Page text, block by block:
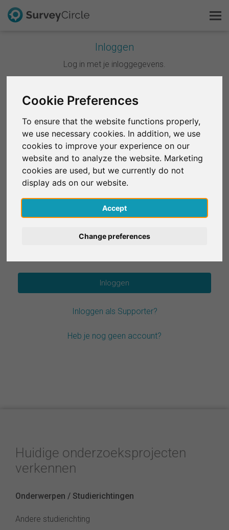
Cookie Preferences
To ensure that the website functions properly,
we use necessary cookies. In addition, we use
cookies to improve your experience on our
website and to analyze the website. Marketing
cookies are used, but we currently do not
display ads on our website.
Accept
Change preferences
Inloggen
Log in met je inloggegevens.
Doorgaan met Google
Doorgaan met Facebook
OF
E-mail*
Wachtwoord*
Inloggen als Supporter?
Heb je nog geen account?
Huidige onderzoeksprojecten
verkennen
Onderwerpen / Studierichtingen
Andere studierichting
Dit is SurveyCircle
FAQ
Gratis registreren
Inloggen
English
Deutsch
Italiano